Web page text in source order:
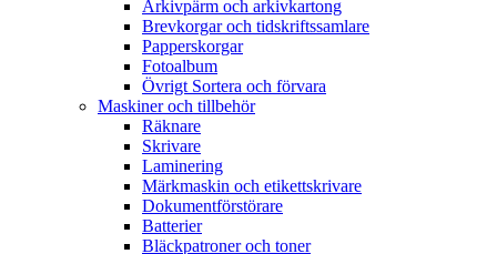
Arkivpärm och arkivkartong
Brevkorgar och tidskriftssamlare
Papperskorgar
Fotoalbum
Övrigt Sortera och förvara
Maskiner och tillbehör
Räknare
Skrivare
Laminering
Märkmaskin och etikettskrivare
Dokumentförstörare
Batterier
Bläckpatroner och toner